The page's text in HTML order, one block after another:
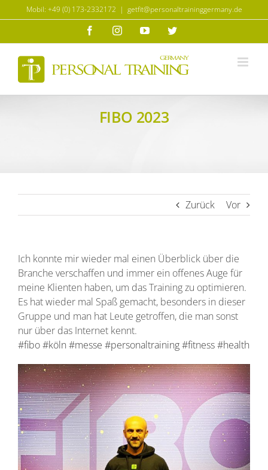
Inhalt
Mobil: +49 (0) 173-2332172 | getfit@personaltraininggermany.de
FacebookInstagramYouTubeTwitter
FIBO 2023
Zurück Vor
Ich konnte mir wieder mal einen Überblick über die
Branche verschaffen und immer ein offenes Auge für
meine Klienten haben, um das Training zu optimieren.
Es hat wieder mal Spaß gemacht, besonders in dieser
Gruppe und man hat Leute getroffen, die man sonst
nur über das Internet kennt.
#fibo#köln #messe #personaltraining#fitness#health